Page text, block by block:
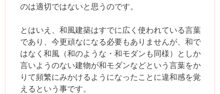
のは適切ではないと思うのです。
とはいえ、和風建築はすでに広く使われている言葉
であり、今更頑なになる必要もありませんが、和で
はなく和風（和のような・和モダンも同様）としか
言いようのない建物が和モダンなどという言葉をか
りて頻繁にみかけるようになったことに違和感を覚
えるという事です。